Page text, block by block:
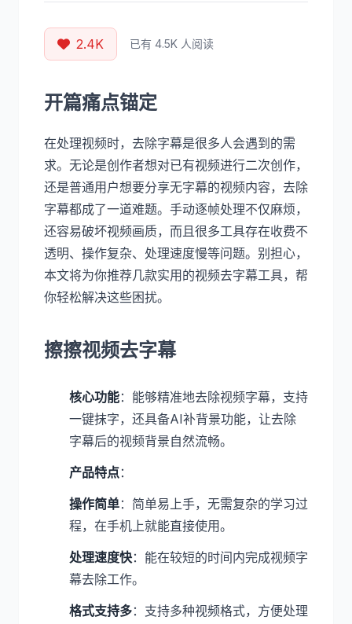
2.4K 已有 4.5K 人阅读
开篇痛点锚定
在处理视频时，去除字幕是很多人会遇到的需
求。无论是创作者想对已有视频进行二次创作，
还是普通用户想要分享无字幕的视频内容，去除
字幕都成了一道难题。手动逐帧处理不仅麻烦，
还容易破坏视频画质，而且很多工具存在收费不
透明、操作复杂、处理速度慢等问题。别担心，
本文将为你推荐几款实用的视频去字幕工具，帮
你轻松解决这些困扰。
擦擦视频去字幕
核心功能：能够精准地去除视频字幕，支持
一键抹字，还具备AI补背景功能，让去除
字幕后的视频背景自然流畅。
产品特点：
操作简单：简单易上手，无需复杂的学习过
程，在手机上就能直接使用。
处理速度快：能在较短的时间内完成视频字
幕去除工作。
格式支持多：支持多种视频格式，方便处理